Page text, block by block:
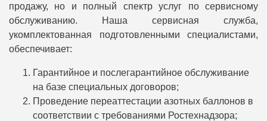
продажу, но и полный спектр услуг по сервисному
обслуживанию. Наша сервисная служба,
укомплектованная подготовленными специалистами,
обеспечивает:
Гарантийное и послегарантийное обслуживание
на базе специальных договоров;
Проведение переаттестации азотных баллонов в
соответствии с требованиями Ростехнадзора;